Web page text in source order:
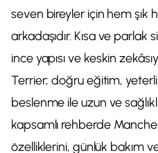
seven bireyler için hem şık
arkadaşıdır. Kısa ve parlak
ince yapısı ve keskin
Terrier; doğru eğitim,
beslenme ile uzun ve
kapsamlı rehberde
özelliklerini, günlük bakım